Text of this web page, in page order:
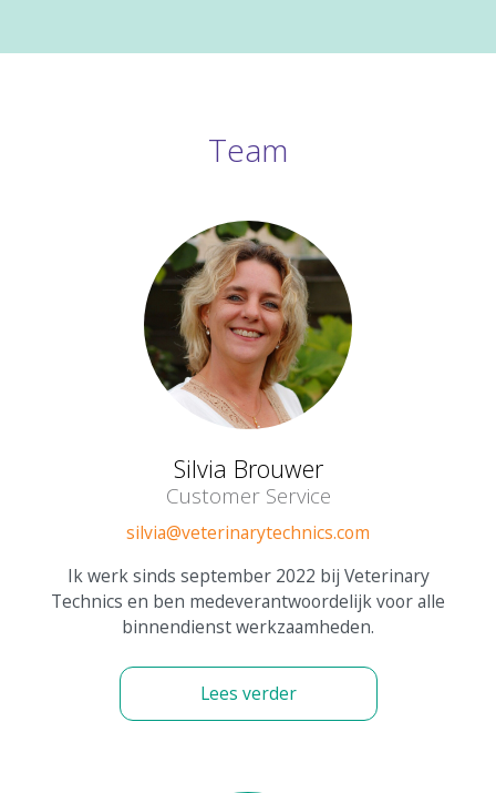
Team
Silvia Brouwer
Customer Service
silvia@veterinarytechnics.com
Ik werk sinds september 2022 bij Veterinary
Technics en ben medeverantwoordelijk voor alle
binnendienst werkzaamheden.
Lees verder